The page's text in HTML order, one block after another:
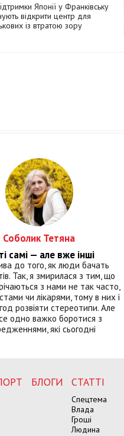
Японії у Франківську
відкрити центр для
із втратою зору
Соболик Тетяна
самі — але вже інші
до того, як люди бачать
Так, я змирилася з тим, що
з нами не так часто,
чи лікарями, тому в них і
розвіяти стереотипи. Але
одно важко боротися з
які сьогодні
БЛОГИ СТАТТІ
Спецтема
Влада
Гроші
Людина